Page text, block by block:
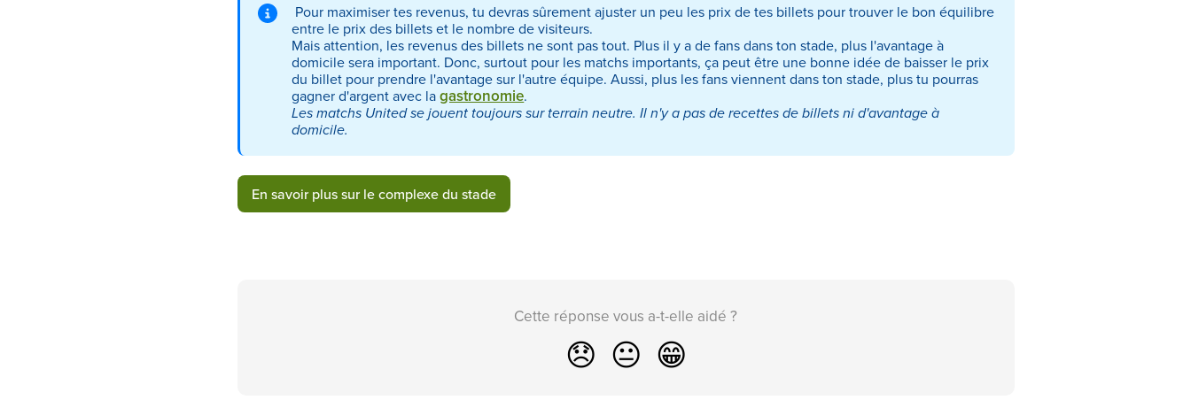
Pour maximiser tes revenus, tu devras sûrement ajuster un peu les prix de tes billets pour trouver le bon équilibre
entre le prix des billets et le nombre de visiteurs.
Mais attention, les revenus des billets ne sont pas tout. Plus il y a de fans dans ton stade, plus l'avantage à
domicile sera important. Donc, surtout pour les matchs importants, ça peut être une bonne idée de baisser le prix
du billet pour prendre l'avantage sur l'autre équipe. Aussi, plus les fans viennent dans ton stade, plus tu pourras
gagner d'argent avec lagastronomie.
Les matchs United se jouent toujours sur terrain neutre. Il n'y a pas de recettes de billets ni d'avantage à
domicile.
En savoir plus sur le complexe du stade
Cette réponse vous a-t-elle aidé ?
😞 😐 😁